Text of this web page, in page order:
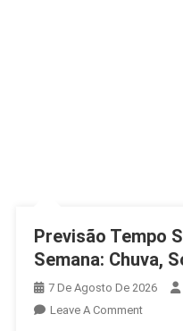
Previsão Tempo
Semana: Chuva,
7 De Agosto De 2026
Leave A CommentOn